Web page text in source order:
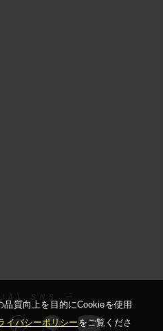
SNS ー
質向上を⽬的にCookieを使⽤
イバシーポリシーをご覧くださ